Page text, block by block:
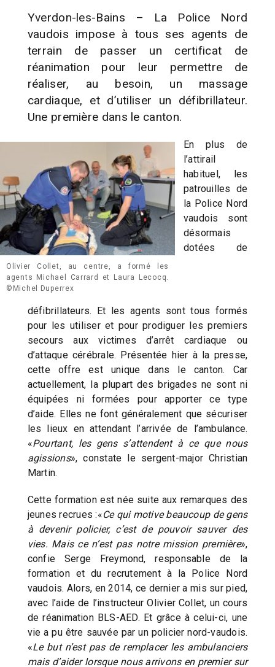
Yverdon-les-Bains – La Police Nord
vaudois impose à tous ses agents de
terrain de passer un certificat de
réanimation pour leur permettre de
réaliser, au besoin, un massage
cardiaque, et d’utiliser un défibrillateur.
Une première dans le canton.
Olivier Collet, au centre, a formé les
agents Michael Carrard et Laura Lecocq.
©Michel Duperrex
En plus de
l’attirail
habituel, les
patrouilles de
la Police Nord
vaudois sont
désormais
dotées de
défibrillateurs. Et les agents sont tous formés
pour les utiliser et pour prodiguer les premiers
secours aux victimes d’arrêt cardiaque ou
d’attaque cérébrale. Présentée hier à la presse,
cette offre est unique dans le canton. Car
actuellement, la plupart des brigades ne sont ni
équipées ni formées pour apporter ce type
d’aide. Elles ne font généralement que sécuriser
les lieux en attendant l’arrivée de l’ambulance.
«Pourtant, les gens s’attendent à ce que nous
agissions», constate le sergent-major Christian
Martin.
Cette formation est née suite aux remarques des
jeunes recrues :«Ce qui motive beaucoup de gens
à devenir policier, c’est de pouvoir sauver des
vies. Mais ce n’est pas notre mission première»,
confie Serge Freymond, responsable de la
formation et du recrutement à la Police Nord
vaudois. Alors, en 2014, ce dernier a mis sur pied,
avec l’aide de l’instructeur Olivier Collet, un cours
de réanimation BLS-AED. Et grâce à celui-ci, une
vie a pu être sauvée par un policier nord-vaudois.
«Le but n’est pas de remplacer les ambulanciers
mais d’aider lorsque nous arrivons en premier sur